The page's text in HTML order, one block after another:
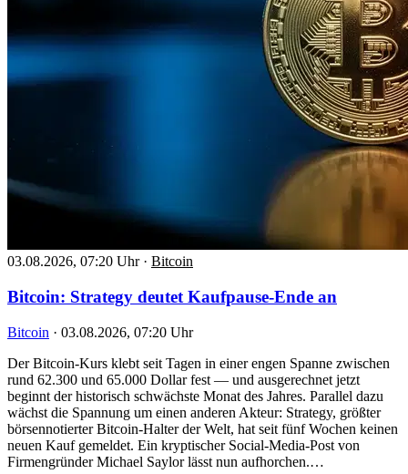
03.08.2026, 07:20 Uhr · Bitcoin
Bitcoin: Strategy deutet Kaufpause-Ende an
Bitcoin · 03.08.2026, 07:20 Uhr
Der Bitcoin-Kurs klebt seit Tagen in einer engen Spanne zwischen
rund 62.300 und 65.000 Dollar fest — und ausgerechnet jetzt
beginnt der historisch schwächste Monat des Jahres. Parallel dazu
wächst die Spannung um einen anderen Akteur: Strategy, größter
börsennotierter Bitcoin-Halter der Welt, hat seit fünf Wochen keinen
neuen Kauf gemeldet. Ein kryptischer Social-Media-Post von
Firmengründer Michael Saylor lässt nun aufhorchen.…